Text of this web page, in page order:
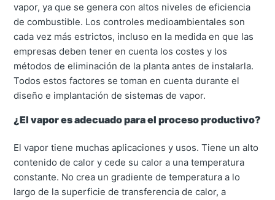
vapor, ya que se genera con altos niveles de eficiencia
de combustible. Los controles medioambientales son
cada vez más estrictos, incluso en la medida en que las
empresas deben tener en cuenta los costes y los
métodos de eliminación de la planta antes de instalarla.
Todos estos factores se toman en cuenta durante el
diseño e implantación de sistemas de vapor.
¿El vapor es adecuado para el proceso productivo?
El vapor tiene muchas aplicaciones y usos. Tiene un alto
contenido de calor y cede su calor a una temperatura
constante. No crea un gradiente de temperatura a lo
largo de la superficie de transferencia de calor, a